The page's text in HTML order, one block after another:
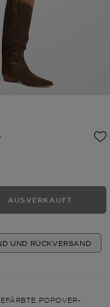
AUSVERKAUFT
UND RÜCKVERSAND
POPOVER-